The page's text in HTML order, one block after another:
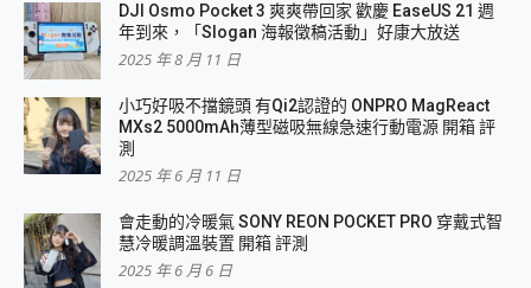
DJI Osmo Pocket 3 爽爽帶回家 歡慶 EaseUS 21 週
年到來，「Slogan 海報徵稿活動」好康大放送
2025 年 8 月 11 日
小巧好吸不擋鏡頭 有Qi2認證的 ONPRO MagReact
MXs2 5000mAh薄型磁吸無線急速行動電源 開箱 評
測
2025 年 6 月 11 日
會走動的冷暖氣 SONY REON POCKET PRO 穿戴式智
慧冷暖調溫裝置 開箱 評測
2025 年 6 月 6 日